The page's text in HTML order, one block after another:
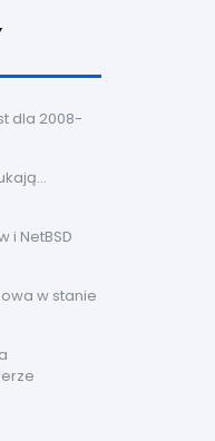
dla 2008-
i NetBSD
w stanie